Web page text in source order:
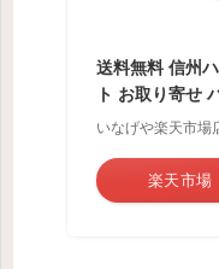
送料無料 信州
ト お取り寄せ
いなげや楽天市場
楽天市場